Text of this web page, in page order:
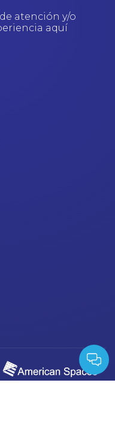
atención y/o
aquí